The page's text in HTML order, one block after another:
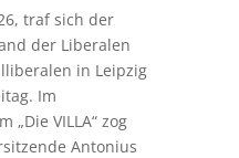
traf sich der
der Liberalen
in Leipzig
Im
VILLA“ zog
Antonius